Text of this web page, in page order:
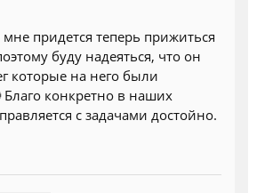
придется теперь прижиться
буду надеяться, что он
которые на него были
конкретно в наших
с задачами достойно.